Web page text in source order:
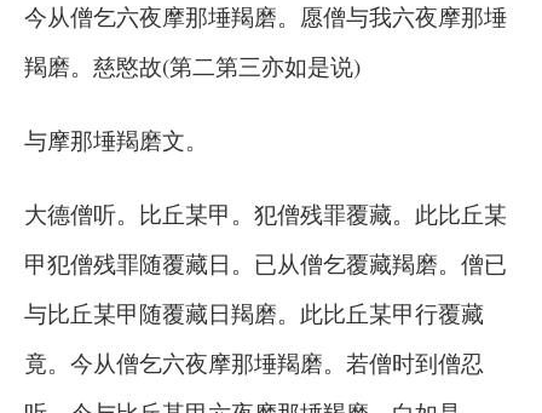
今从僧乞六夜摩那埵羯磨。愿僧与我六夜摩那埵
羯磨。慈愍故(第二第三亦如是说)
与摩那埵羯磨文。
大德僧听。比丘某甲。犯僧残罪覆藏。此比丘某
甲犯僧残罪随覆藏日。已从僧乞覆藏羯磨。僧已
与比丘某甲随覆藏日羯磨。此比丘某甲行覆藏
竟。今从僧乞六夜摩那埵羯磨。若僧时到僧忍